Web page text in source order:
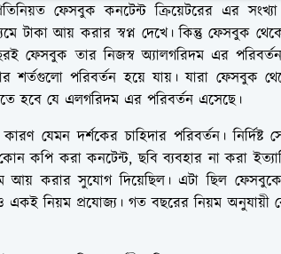
ফেসবুক কনটেন্ট ক্রিয়েটরের এর
টাকা আয় করার স্বপ্ন দেখে। কিন্তু ফেসবুক
ফেসবুক তার নিজস্ব অ্যালগরিদম এর
শর্তগুলো পরিবর্তন হয়ে যায়। যারা ফেসবুক
হবে যে এলগরিদম এর পরিবর্তন এসেছে।
যেমন দর্শকের চাহিদার পরিবর্তন।
কপি করা কনটেন্ট, ছবি ব্যবহার না করা
আয় করার সুযোগ দিয়েছিল। এটা ছিল
একই নিয়ম প্রযোজ্য। গত বছরের নিয়ম